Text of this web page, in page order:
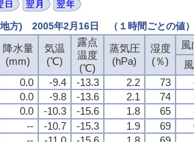
地方) 2005年2月16日 （１時間ごとの値）
降水量
(mm)
気温
(℃)
露点
温度
(℃)
蒸気圧
(hPa)
湿度
(％)
0.0 -9.4 -13.3 2.2 73
0.0 -9.8 -13.6 2.1 74
0.0 -10.3 -15.6 1.8 65
-- -10.7 -15.3 1.9 69